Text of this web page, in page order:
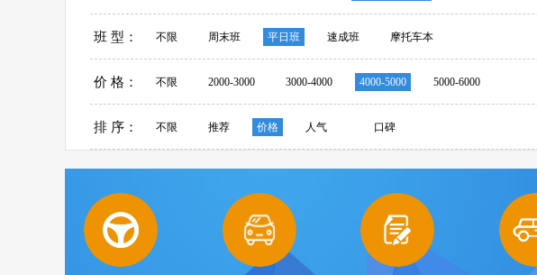
班 型： 不限 周末班 平日班 速成班 摩托车本
价 格： 不限 2000-3000 3000-4000 4000-5000 5000-6000
排 序： 不限 推荐 价格 人气 口碑